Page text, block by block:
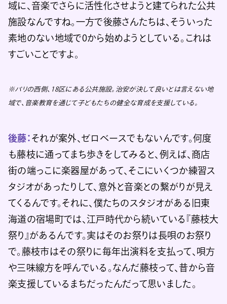
域に、音楽でさらに活性化させようと建てられた公共
施設なんですね。一方で後藤さんたちは、そういった
素地のない地域で0から始めようとしている。これは
すごいことですよ。
※パリの西側、18区にある公共施設。治安が決して良いとは言えない地
域で、音楽教育を通じて子どもたちの健全な育成を支援している。
後藤： それが案外、ゼロベースでもないんです。何度
も藤枝に通ってまち歩きをしてみると、例えば、商店
街の端っこに楽器屋があって、そこにいくつか練習ス
タジオがあったりして、意外と音楽との繋がりが見え
てくるんです。それに、僕たちのスタジオがある旧東
海道の宿場町では、江戸時代から続いている『藤枝大
祭り』があるんです。実はそのお祭りは長唄のお祭り
で。藤枝市はその祭りに毎年出演料を支払って、唄方
や三味線方を呼んでいる。なんだ藤枝って、昔から音
楽支援しているまちだったんだって思いました。